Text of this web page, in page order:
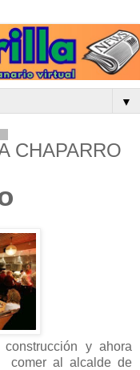
▼
CHAPARRO
y ahora
comer al alcalde de